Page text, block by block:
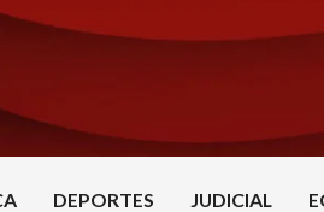
DEPORTES JUDICIAL